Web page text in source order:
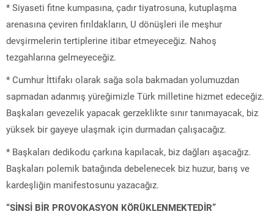
* Siyaseti fitne kumpasına, çadır tiyatrosuna, kutuplaşma
arenasına çeviren fırıldakların, U dönüşleri ile meşhur
devşirmelerin tertiplerine itibar etmeyeceğiz. Nahoş
tezgahlarına gelmeyeceğiz.
* Cumhur İttifakı olarak sağa sola bakmadan yolumuzdan
sapmadan adanmış yüreğimizle Türk milletine hizmet edeceğiz.
Başkaları gevezelik yapacak gerzeklikte sınır tanımayacak, biz
yüksek bir gayeye ulaşmak için durmadan çalışacağız.
* Başkaları dedikodu çarkına kapılacak, biz dağları aşacağız.
Başkaları polemik batağında debelenecek biz huzur, barış ve
kardeşliğin manifestosunu yazacağız.
“SİNSİ BİR PROVOKASYON KÖRÜKLENMEKTEDİR”